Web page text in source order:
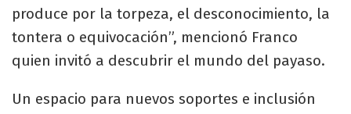
produce por la torpeza, el desconocimiento, la
tontera o equivocación”, mencionó Franco
quien invitó a descubrir el mundo del payaso.
Un espacio para nuevos soportes e inclusión